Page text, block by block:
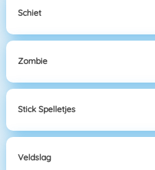
Schiet
Zombie
Stick Spelletjes
Veldslag